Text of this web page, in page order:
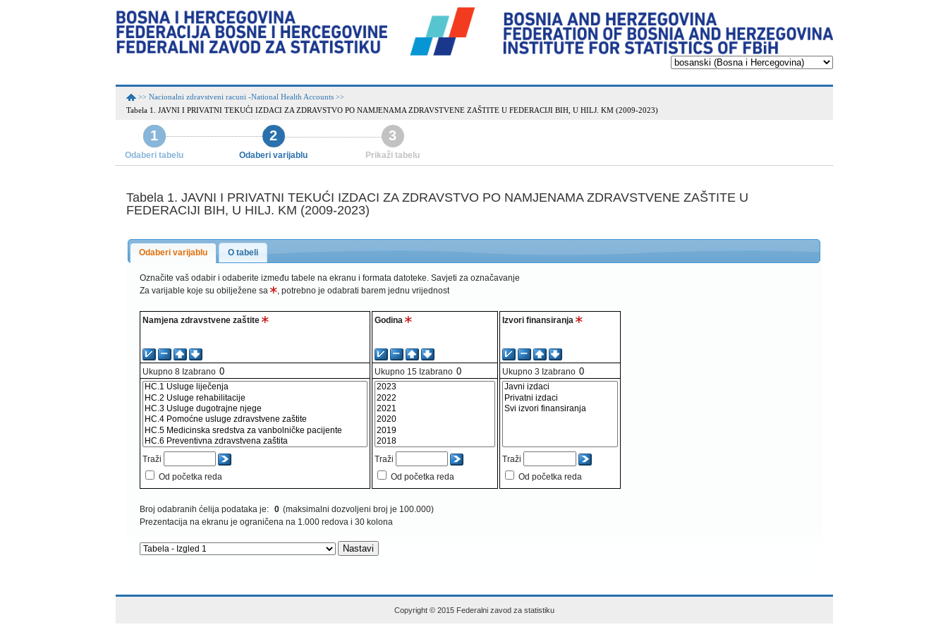
>> Nacionalni zdravstveni racuni -National Health Accounts >>
Tabela 1. JAVNI I PRIVATNI TEKUĆI IZDACI ZA ZDRAVSTVO PO NAMJENAMA ZDRAVSTVENE ZAŠTITE U FEDERACIJI BIH, U HILJ. KM (2009-2023)
1
Odaberi tabelu
2
Odaberi varijablu
3
Prikaži tabelu
Tabela 1. JAVNI I PRIVATNI TEKUĆI IZDACI ZA ZDRAVSTVO PO NAMJENAMA ZDRAVSTVENE ZAŠTITE U
FEDERACIJI BIH, U HILJ. KM (2009-2023)
Odaberi varijablu O tabeli
Označite vaš odabir i odaberite između tabele na ekranu i formata datoteke. Savjeti za označavanje
Za varijable koje su obilježene sa
, potrebno je odabrati barem jednu vrijednost
Namjena zdravstvene zaštite
Ukupno 8 Izabrano
Traži
Od početka reda
Godina
Ukupno 15 Izabrano
Traži
Od početka reda
Izvori finansiranja
Ukupno 3 Izabrano
Traži
Od početka reda
Broj odabranih ćelija podataka je: 0 (maksimalni dozvoljeni broj je 100.000)
Prezentacija na ekranu je ograničena na 1.000 redova i 30 kolona
Copyright © 2015 Federalni zavod za statistiku